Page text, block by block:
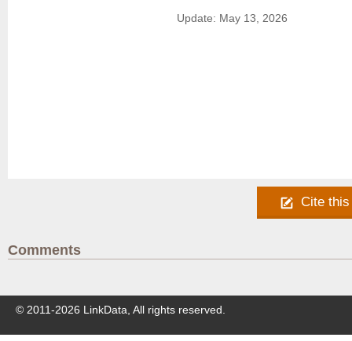
Update: May 13, 2026
Cite this
Comments
© 2011-2026 LinkData, All rights reserved.